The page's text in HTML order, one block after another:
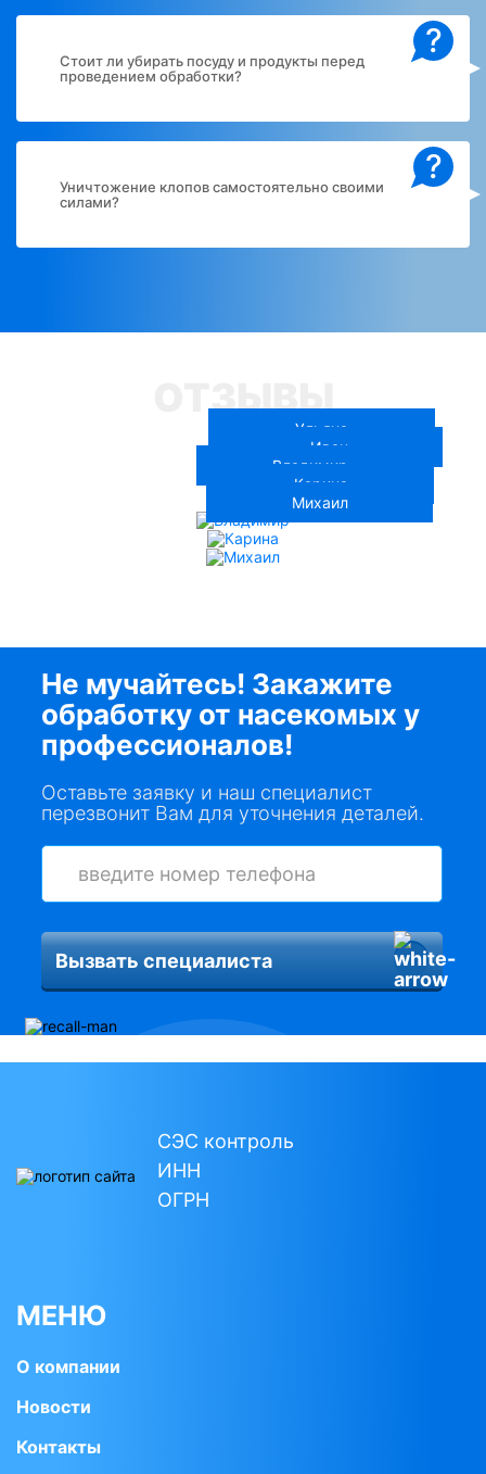
?
Стоит ли убирать посуду и продукты перед
проведением обработки?
?
Уничтожение клопов самостоятельно своими
силами?
ОТЗЫВЫ
Ульяна
Иван
Владимир
Карина
Михаил
Не мучайтесь! Закажите
обработку от насекомых у
профессионалов!
Оставьте заявку и наш специалист
перезвонит Вам для уточнения деталей.
Вызвать специалиста
СЭС контроль
ИНН
ОГРН
МЕНЮ
О компании
Новости
Контакты